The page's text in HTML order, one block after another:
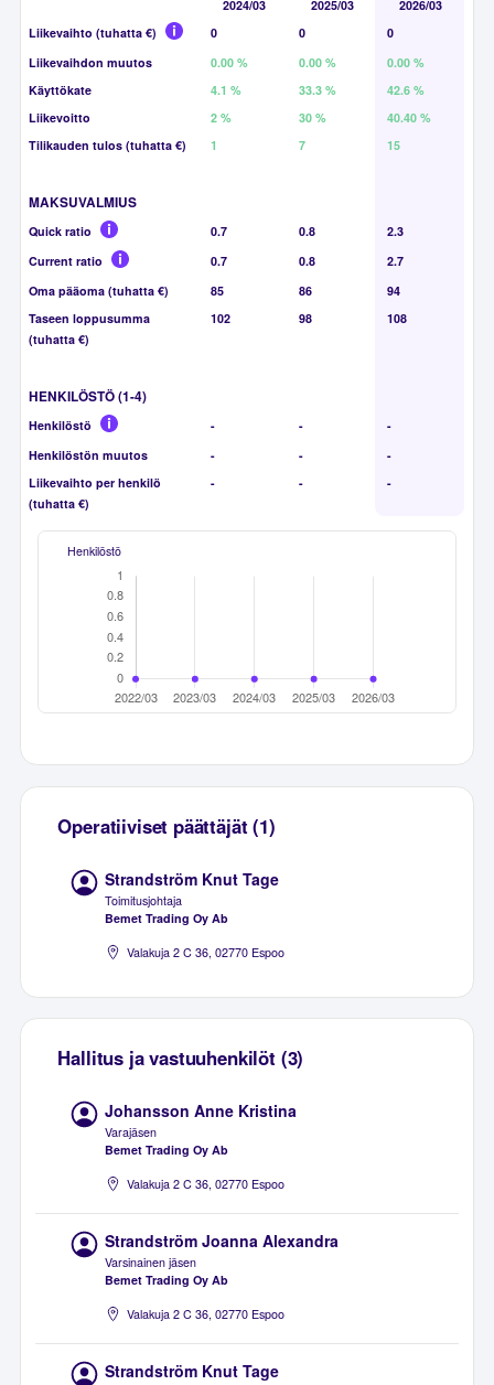
2024/03 2025/03
2026/03
Liikevaihto (tuhatta €)
0 0
0
Liikevaihdon muutos
0.00 % 0.00 %
0.00 %
Käyttökate
4.1 % 33.3 %
42.6 %
Liikevoitto
2 % 30 %
40.40 %
Tilikauden tulos (tuhatta €)
1 7 15
MAKSUVALMIUS
Quick ratio 0.7 0.8
2.3
Current ratio
0.7 0.8
2.7
Oma pääoma (tuhatta €)
85 86
94
Taseen loppusumma
(tuhatta €)
102 98 108
HENKILÖSTÖ (1-4)
Henkilöstö - -
-
Henkilöstön muutos
- -
-
Liikevaihto per henkilö
(tuhatta €)
- - -
Henkilöstö
Operatiiviset päättäjät (1)
Strandström Knut Tage
Toimitusjohtaja
Bemet Trading Oy Ab
Valakuja 2 C 36, 02770 Espoo
Hallitus ja vastuuhenkilöt (3)
Johansson Anne Kristina
Varajäsen
Bemet Trading Oy Ab
Valakuja 2 C 36, 02770 Espoo
Strandström Joanna Alexandra
Varsinainen jäsen
Bemet Trading Oy Ab
Valakuja 2 C 36, 02770 Espoo
Strandström Knut Tage